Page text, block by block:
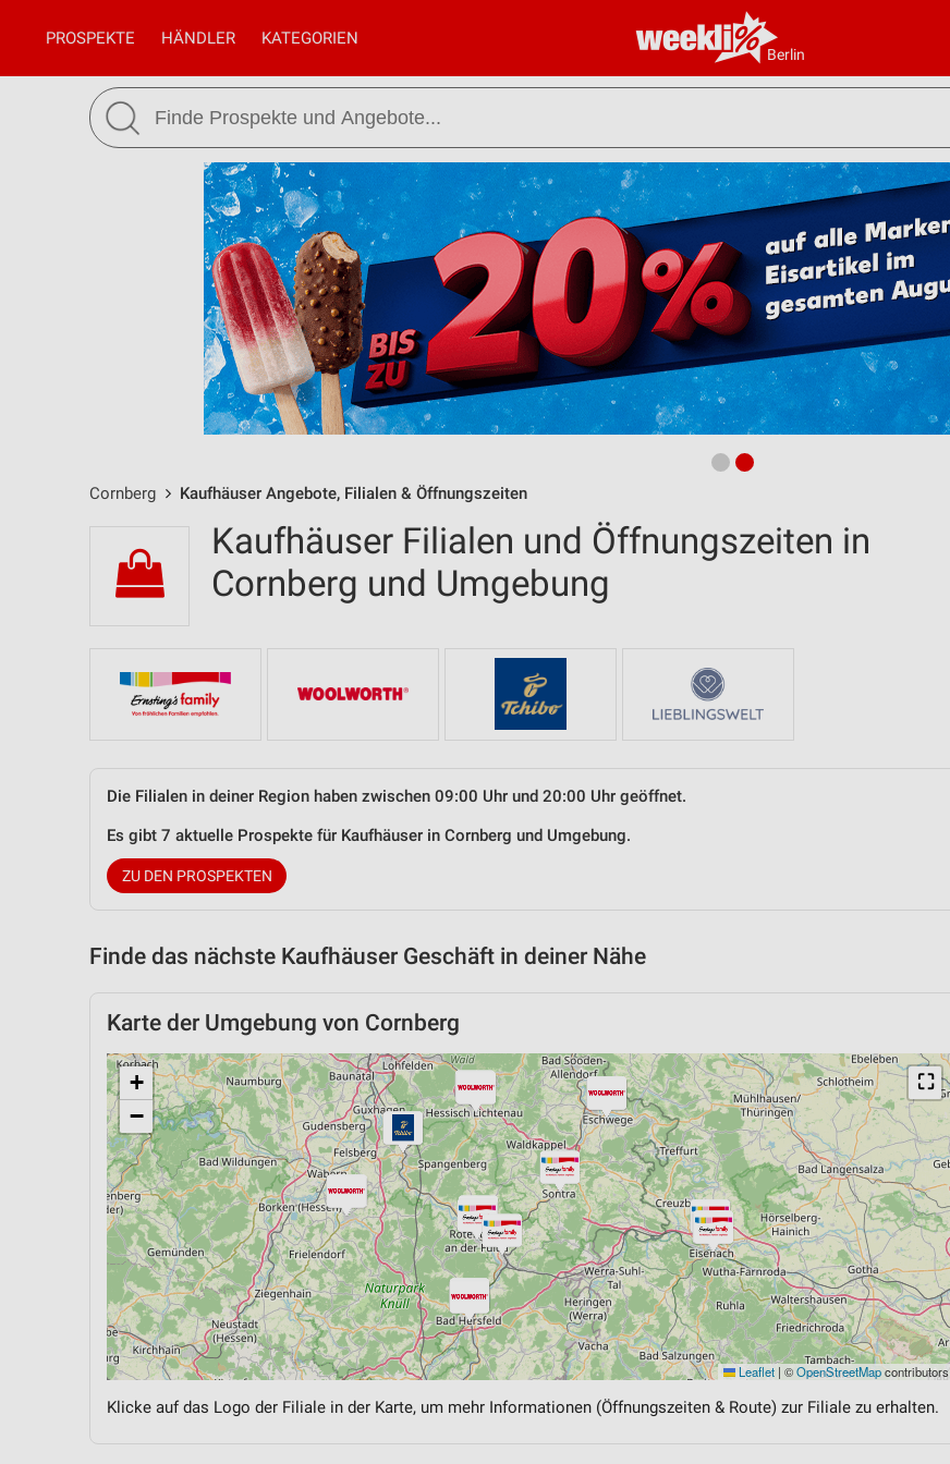
Berlin
PROSPEKTE HÄNDLER KATEGORIEN
Cornberg Kaufhäuser Angebote, Filialen & Öffnungszeiten
Kaufhäuser Filialen und Öffnungszeiten in
Cornberg und Umgebung
Die Filialen in deiner Region haben zwischen 09:00 Uhr und 20:00 Uhr geöffnet.
Es gibt 7 aktuelle Prospekte für Kaufhäuser in Cornberg und Umgebung.
ZU DEN PROSPEKTEN
Finde das nächste Kaufhäuser Geschäft in deiner Nähe
Karte der Umgebung von Cornberg
⛶
+
−
Leaflet | ©OpenStreetMapcontributors
Klicke auf das Logo der Filiale in der Karte, um mehr Informationen (Öffnungszeiten & Route) zur Filiale zu erhalten.